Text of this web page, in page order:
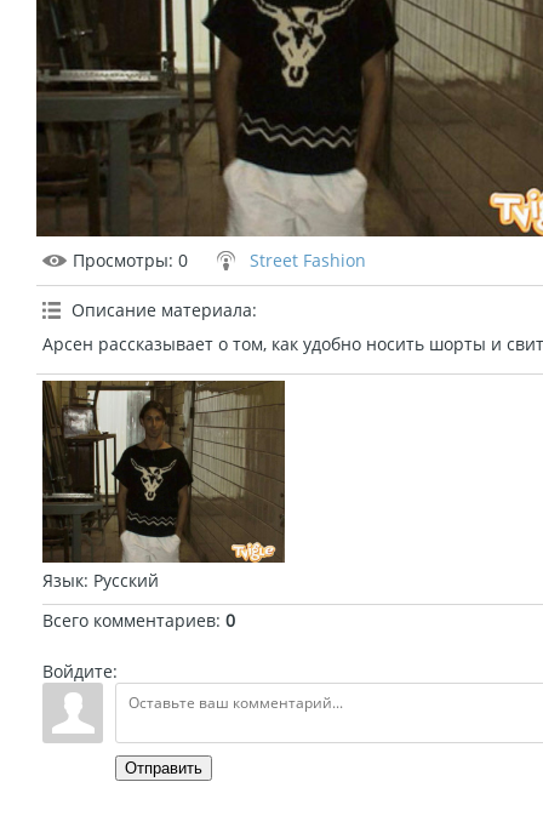
Просмотры: 0 Street Fashion
Описание материала:
Арсен рассказывает о том, как удобно носить шорты и
Язык: Русский
Всего комментариев: 0
Войдите:
Отправить